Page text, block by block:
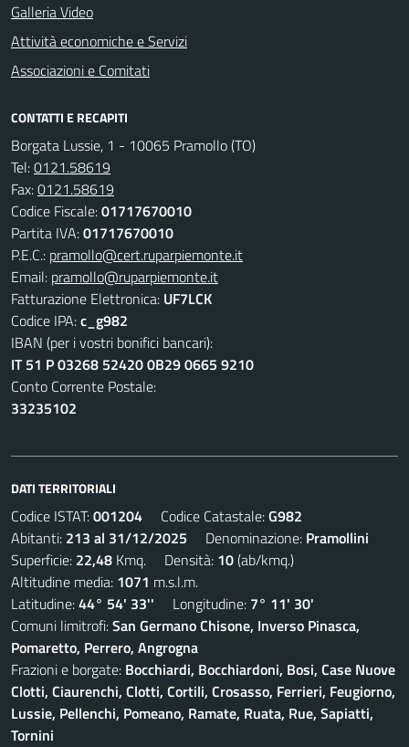
Galleria Video
Attività economiche e Servizi
Associazioni e Comitati
CONTATTI E RECAPITI
Borgata Lussie, 1 - 10065 Pramollo (TO)
Tel:0121.58619
Fax:0121.58619
Codice Fiscale:01717670010
Partita IVA:01717670010
P.E.C.: pramollo@cert.ruparpiemonte.it
Email: pramollo@ruparpiemonte.it
Fatturazione Elettronica: UF7LCK
Codice IPA:c_g982
IBAN (per i vostri bonifici bancari):
IT 51 P 03268 52420 0B29 0665 9210
Conto Corrente Postale:
33235102
DATI TERRITORIALI
Codice ISTAT:001204 Codice Catastale:G982
Abitanti: 213 al 31/12/2025 Denominazione: Pramollini
Superficie: 22,48 Kmq. Densità: 10(ab/kmq.)
Altitudine media: 1071 m.s.l.m.
Latitudine:44° 54' 33'' Longitudine: 7° 11' 30'
Comuni limitrofi:San Germano Chisone, Inverso Pinasca,
Pomaretto, Perrero, Angrogna
Frazioni e borgate: Bocchiardi, Bocchiardoni, Bosi, Case Nuove
Clotti, Ciaurenchi, Clotti, Cortili, Crosasso, Ferrieri, Feugiorno,
Lussie, Pellenchi, Pomeano, Ramate, Ruata, Rue, Sapiatti,
Tornini